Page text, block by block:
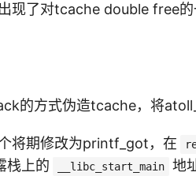
现了对tcache double free
的方式伪造tcache，将
将期修改为printf_got，在
栈上的
__libc_start_main 地